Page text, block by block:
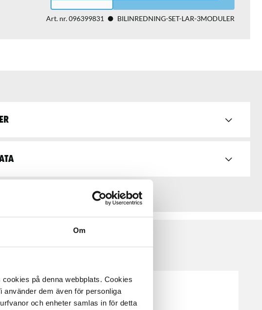
Om
på denna webbplats. Cookies
använder dem även för personliga
och enheter samlas in för detta
Art. nr.096399831 BILINREDNING-SET-LAR-3MODULER